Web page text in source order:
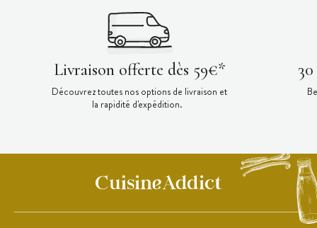
Livraison offerte dès 59€*
Découvrez toutes nos options de livraison et
la rapidité d'expédition.